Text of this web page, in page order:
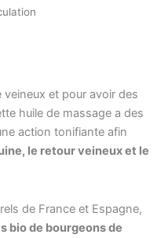
et pour avoir des
huile de massage a des
action tonifiante afin
le retour veineux et le
de France et Espagne,
bio de bourgeons de